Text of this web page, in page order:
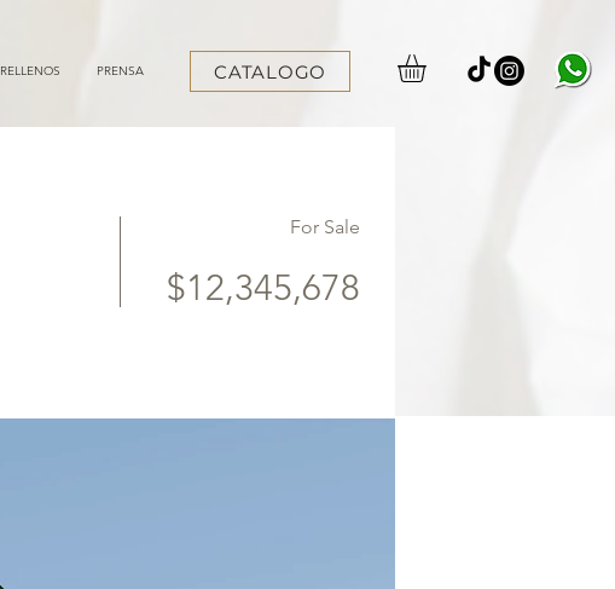
RELLENOS PRENSA CATALOGO
For Sale
$12,345,678